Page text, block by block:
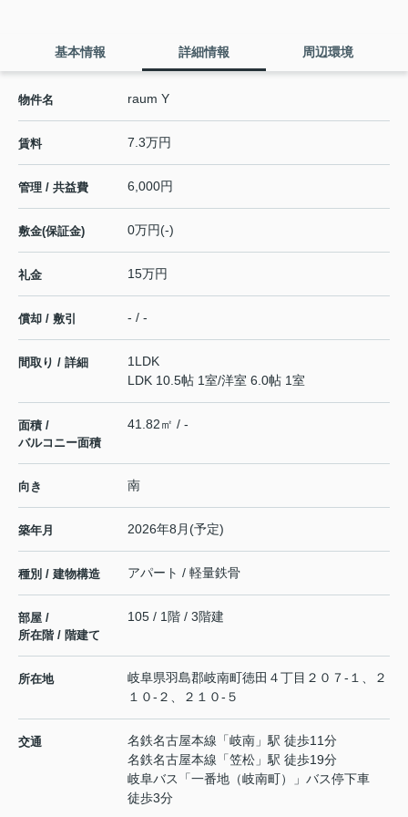
基本情報 詳細情報 周辺環境
物件名 raum Y
賃料 7.3万円
管理 / 共益費 6,000円
敷金(保証金) 0万円(-)
礼金 15万円
償却 / 敷引 - / -
間取り / 詳細
1LDK
LDK 10.5帖 1室/洋室 6.0帖 1室
面積 /
バルコニー面積
41.82㎡ / -
向き 南
築年月 2026年8月(予定)
種別 / 建物構造 アパート / 軽量鉄骨
部屋 /
所在階 / 階建て
105 / 1階 / 3階建
所在地 岐阜県羽島郡岐南町徳田 ４丁目２０７-１、２
１０-２、２１０-５
交通 名鉄名古屋本線 「岐南 」駅 徒歩11分
名鉄名古屋本線 「笠松 」駅 徒歩19分
岐阜バス「一番地（岐南町）」バス停下車
徒歩3分